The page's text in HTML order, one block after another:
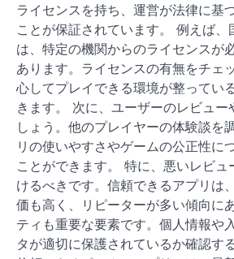
ライセンスを持ち、運営が法律に基
ことが保証されています。 例えば、
は、特定の機関からのライセンスが
あります。ライセンスの有無をチェ
心してプレイできる環境が整ってい
きます。 次に、ユーザーのレビュー
しょう。他のプレイヤーの体験談を
リの使いやすさやゲームの公正性に
ことができます。 特に、悪いレビュ
けるべきです。信頼できるアプリは
価も高く、リピーターが多い傾向に
ティも重要な要素です。個人情報や
タが適切に保護されているか確認す